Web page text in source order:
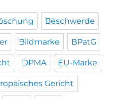
Beschwerde
Bildmarke BPatG
DPMA EU-Marke
Gericht